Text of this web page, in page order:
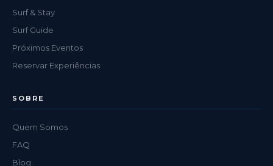
Surf & Stay
Surf Guide
Próximos Eventos
Reservar Experiências
SOBRE
Quem Somos
FAQ
Blog